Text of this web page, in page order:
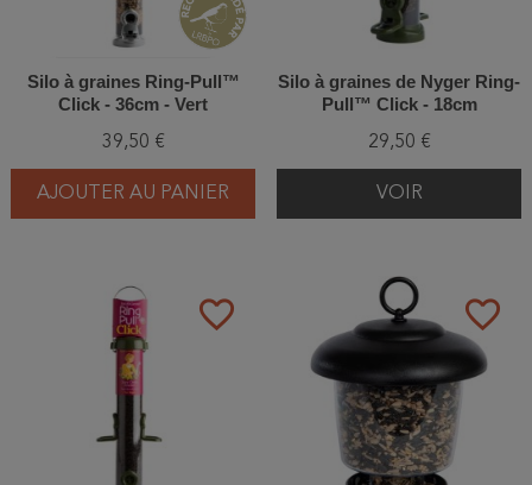
Silo à graines Ring-Pull™
Click - 36cm - Vert
39,50 €
AJOUTER AU PANIER
Silo à graines de Nyger Ring-
Pull™ Click - 18cm
29,50 €
VOIR
favorite_border favorite_border